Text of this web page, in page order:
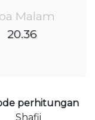
Malam
20.36
perhitungan
Shafii